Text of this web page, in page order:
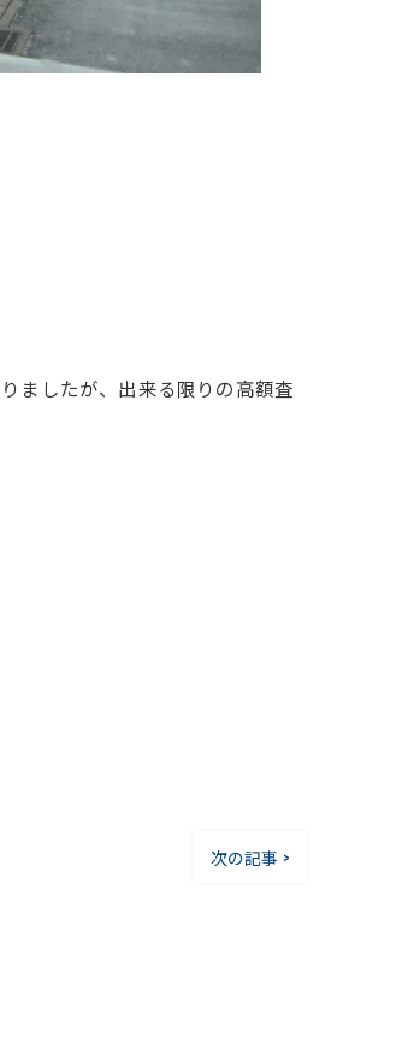
ましたが、出来る限りの高額査
次の記事 >